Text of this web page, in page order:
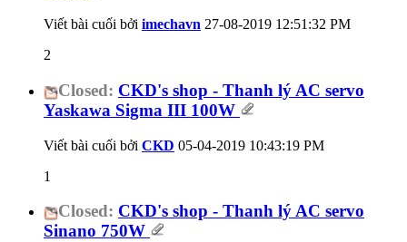
Viết bài cuối bởi imechavn 27-08-2019 12:51:32 PM
2
Closed: CKD's shop - Thanh lý AC servo
Yaskawa Sigma III 100W
Viết bài cuối bởi CKD 05-04-2019 10:43:19 PM
1
Closed: CKD's shop - Thanh lý AC servo
Sinano 750W